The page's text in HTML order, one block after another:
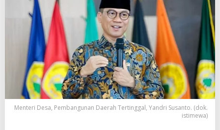
Menteri Desa, Pembangunan Daerah Tertinggal, Yandri Susanto. (dok.
istimewa)